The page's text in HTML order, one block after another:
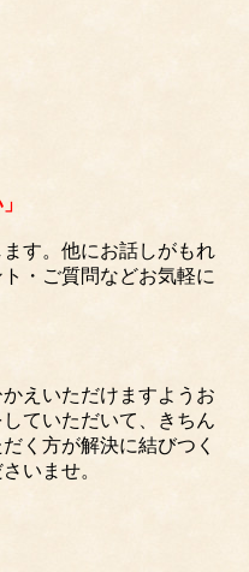
す。他にお話しがもれ
・ご質問などお気軽に
えいただけますようお
ていただいて、きちん
く方が解決に結びつく
いませ。